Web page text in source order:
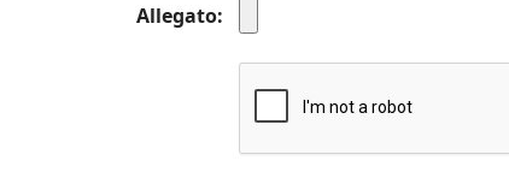
Allegato